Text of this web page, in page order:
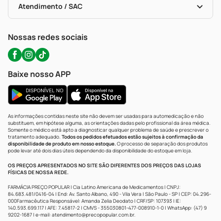
Políticas De Marketplace
Portal Da Privacidade
Atendimento / SAC
WhatsApp (47) 9202-1687
Nossas redes sociais
Baixe nosso APP
As informações contidas neste site não devem ser usadas para automedicação e não
substituem, em hipótese alguma, as orientações dadas pelo profissional da área médica.
Somente o médico está apto a diagnosticar qualquer problema de saúde e prescrever o
tratamento adequado. Todos os pedidos efetuados estão sujeitos à confirmação da
disponibilidade de produto em nosso estoque.O processo de separação dos produtos
pode levar até dois dias úteis dependendo da disponibilidade do estoque em loja.
OS PREÇOS APRESENTADOS NO SITE SÃO DIFERENTES DOS PREÇOS DAS LOJAS
FÍSICAS DE NOSSA REDE.
FARMÁCIA PREÇO POPULAR | Cia Latino Americana de Medicamentos | CNPJ:
84.683.481/0416-04 | End: Av. Santo Albano, 490 - Vila Vera | São Paulo - SP | CEP: 04.296-
000Farmacêutica Responsável: Amanda Zelia Deodato | CRF/SP: 107393 | IE:
140.593.699.117 | AFE: 7.45817-2 | CMVS - 355030801-477-008910-1-0 | WhatsApp: (47) 9
9202-1687 | e-mail: atendimento@precopopular.com.br.